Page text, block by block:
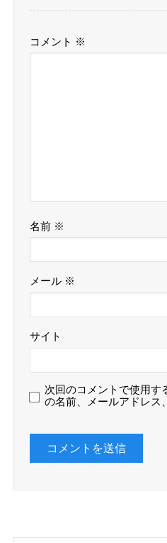
コメント ※
名前 ※
メール ※
サイト
次回のコメントで使用す
の名前、メールアドレス